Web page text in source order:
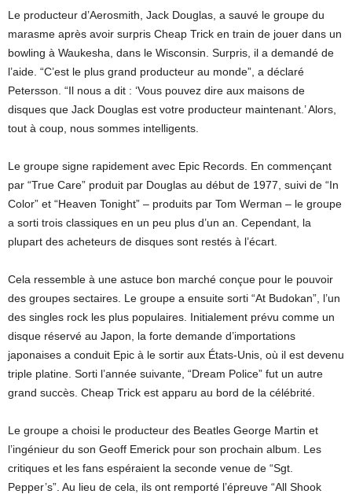
Le producteur d’Aerosmith, Jack Douglas, a sauvé le groupe du
marasme après avoir surpris Cheap Trick en train de jouer dans un
bowling à Waukesha, dans le Wisconsin. Surpris, il a demandé de
l’aide. “C’est le plus grand producteur au monde”, a déclaré
Petersson. “Il nous a dit : ‘Vous pouvez dire aux maisons de
disques que Jack Douglas est votre producteur maintenant.’ Alors,
tout à coup, nous sommes intelligents.
Le groupe signe rapidement avec Epic Records. En commençant
par “True Care” produit par Douglas au début de 1977, suivi de “In
Color” et “Heaven Tonight” – produits par Tom Werman – le groupe
a sorti trois classiques en un peu plus d’un an. Cependant, la
plupart des acheteurs de disques sont restés à l’écart.
Cela ressemble à une astuce bon marché conçue pour le pouvoir
des groupes sectaires. Le groupe a ensuite sorti “At Budokan”, l’un
des singles rock les plus populaires. Initialement prévu comme un
disque réservé au Japon, la forte demande d’importations
japonaises a conduit Epic à le sortir aux États-Unis, où il est devenu
triple platine. Sorti l’année suivante, “Dream Police” fut un autre
grand succès. Cheap Trick est apparu au bord de la célébrité.
Le groupe a choisi le producteur des Beatles George Martin et
l’ingénieur du son Geoff Emerick pour son prochain album. Les
critiques et les fans espéraient la seconde venue de “Sgt.
Pepper’s”. Au lieu de cela, ils ont remporté l’épreuve “All Shook